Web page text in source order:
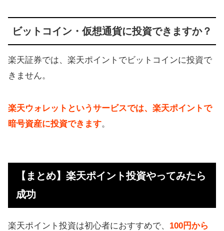
ビットコイン・仮想通貨に投資できますか？
楽天証券では、楽天ポイントでビットコインに投資で
きません。
楽天ウォレットというサービスでは、楽天ポイントで
暗号資産に投資できます。
【まとめ】楽天ポイント投資やってみたら
成功
楽天ポイント投資は初心者におすすめで、 100円から